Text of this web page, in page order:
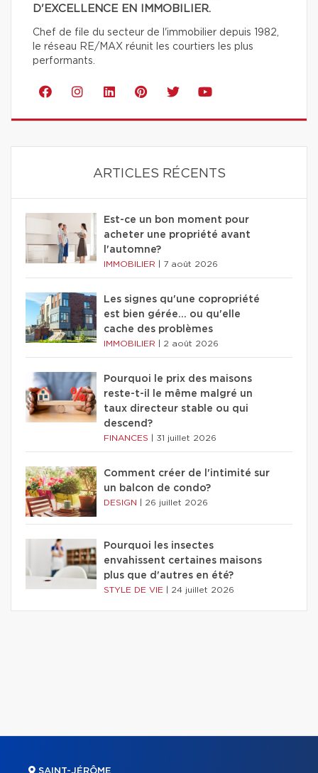
D'EXCELLENCE EN IMMOBILIER.
Chef de file du secteur de l'immobilier depuis 1982,
le réseau RE/MAX réunit les courtiers les plus
performants.
ARTICLES RÉCENTS
Est-ce un bon moment pour
acheter une propriété avant
l'automne?
IMMOBILIER 7 août 2026
Les signes qu'une copropriété
est bien gérée… ou qu'elle
cache des problèmes
IMMOBILIER 2 août 2026
Pourquoi le prix des maisons
reste-t-il le même malgré un
taux directeur stable ou qui
descend?
FINANCES 31 juillet 2026
Comment créer de l'intimité sur
un balcon de condo?
DESIGN 26 juillet 2026
Pourquoi les insectes
envahissent certaines maisons
plus que d'autres en été?
STYLE DE VIE 24 juillet 2026
SAINT-JÉRÔME